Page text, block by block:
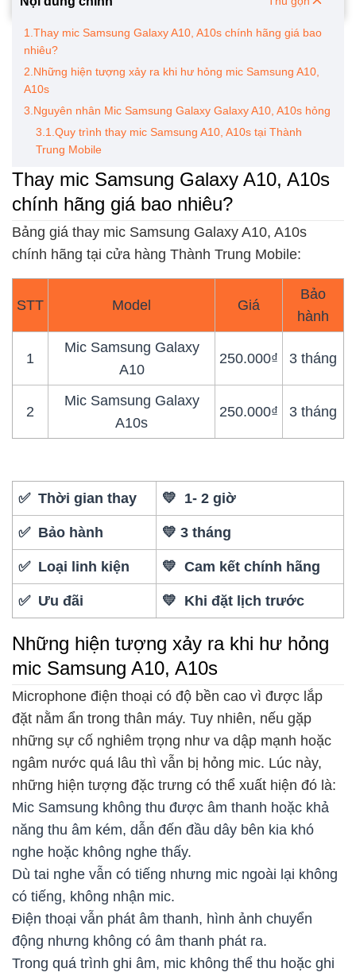
1.Thay mic Samsung Galaxy A10, A10s chính hãng giá bao
nhiêu?
2.Những hiện tượng xảy ra khi hư hỏng mic Samsung A10,
A10s
3.Nguyên nhân Mic Samsung Galaxy Galaxy A10, A10s hỏng
3.1.Quy trình thay mic Samsung A10, A10s tại Thành
Trung Mobile
Thay mic Samsung Galaxy A10, A10s
chính hãng giá bao nhiêu?
Bảng giá thay mic Samsung Galaxy A10, A10s
chính hãng tại cửa hàng Thành Trung Mobile:
STT Model Giá
Bảo
hành
1
Mic Samsung Galaxy
A10
250.000₫ 3 tháng
2
Mic Samsung Galaxy
A10s
250.000₫ 3 tháng
✅ Thời gian thay 💛 1- 2 giờ
✅ Bảo hành 💛 3 tháng
✅ Loại linh kiện 💛 Cam kết chính hãng
✅ Ưu đãi 💛 Khi đặt lịch trước
Những hiện tượng xảy ra khi hư hỏng
mic Samsung A10, A10s
Microphone điện thoại có độ bền cao vì được lắp
đặt nằm ẩn trong thân máy. Tuy nhiên, nếu gặp
những sự cố nghiêm trọng như va dập mạnh hoặc
ngâm nước quá lâu thì vẫn bị hỏng mic. Lúc này,
những hiện tượng đặc trưng có thể xuất hiện đó là:
Mic Samsung không thu được âm thanh hoặc khả
năng thu âm kém, dẫn đến đầu dây bên kia khó
nghe hoặc không nghe thấy.
Dù tai nghe vẫn có tiếng nhưng mic ngoài lại không
có tiếng, không nhận mic.
Điện thoại vẫn phát âm thanh, hình ảnh chuyển
động nhưng không có âm thanh phát ra.
Trong quá trình ghi âm, mic không thể thu hoặc ghi